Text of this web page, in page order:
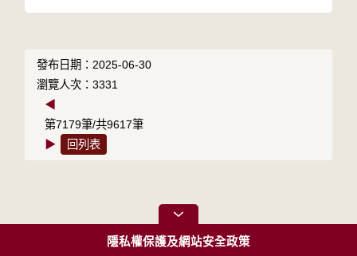
發布日期：2025-06-30
瀏覽人次：3331
◀
第7179筆/共9617筆
▶
回列表
隱私權保護及網站安全政策